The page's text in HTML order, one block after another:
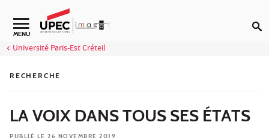
Aller au contenu
Navigation secondaire
MENU
Université Paris-Est Créteil
RECHERCHE
LA VOIX DANS TOUS SES ÉTATS
PUBLIÉ LE 26 NOVEMBRE 2019